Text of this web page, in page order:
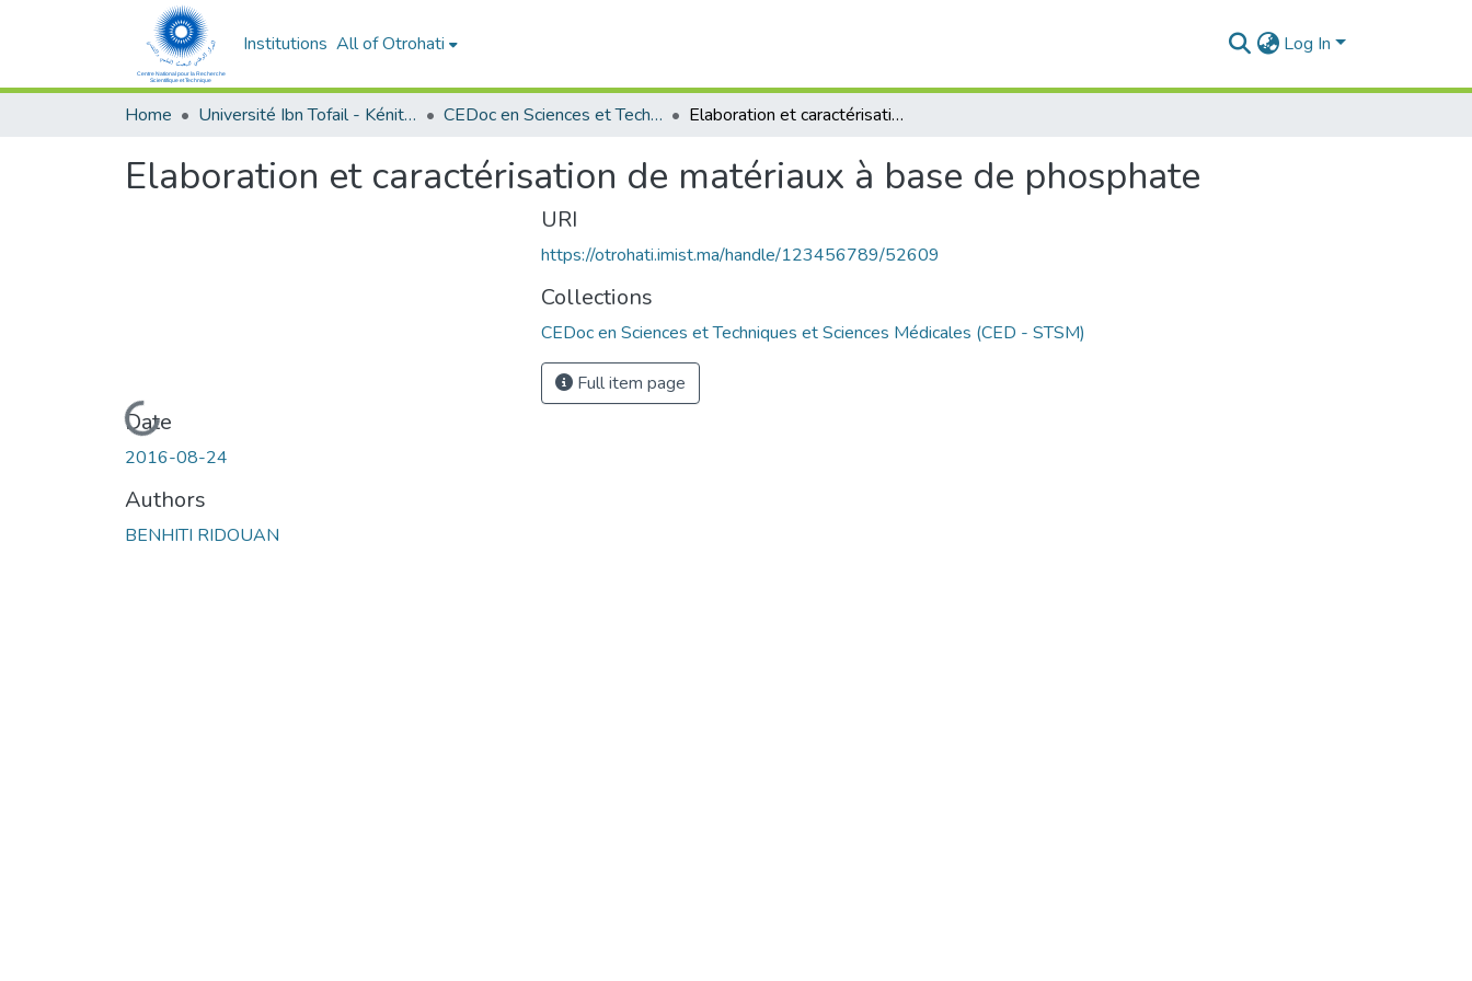
Institutions All of Otrohati Log In
Home Université Ibn Tofail - Kénitra CEDoc en Sciences et Techniques et Sciences Médicales (CED - STSM) Elaboration et caractérisation de matériaux à base de phosphate
Elaboration et caractérisation de matériaux à base de phosphate
Loading...
Date
2016-08-24
Authors
BENHITI RIDOUAN
URI
https://otrohati.imist.ma/handle/123456789/52609
Collections
CEDoc en Sciences et Techniques et Sciences Médicales (CED - STSM)
Full item page